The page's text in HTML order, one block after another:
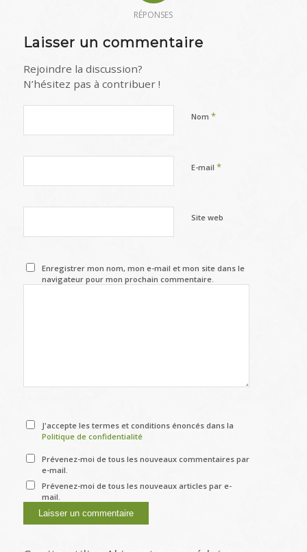
RÉPONSES
Laisser un commentaire
Rejoindre la discussion?
N’hésitez pas à contribuer !
Nom *
E-mail *
Site web
Enregistrer mon nom, mon e-mail et mon site dans le
navigateur pour mon prochain commentaire.
J'accepte les termes et conditions énoncés dans la
Politique de confidentialité
Prévenez-moi de tous les nouveaux commentaires par
e-mail.
Prévenez-moi de tous les nouveaux articles par e-
mail.